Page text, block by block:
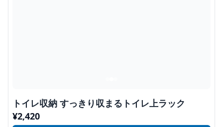
トイレ収納 すっきり収まるトイレ上ラック
¥2,420